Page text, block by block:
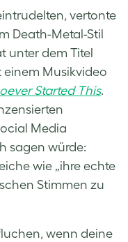
vertonte
Death-Metal-Stil
unter dem Titel
Musikvideo
Started This.
Media
sagen würde:
wie „ihre echte
Stimmen zu
wenn deine